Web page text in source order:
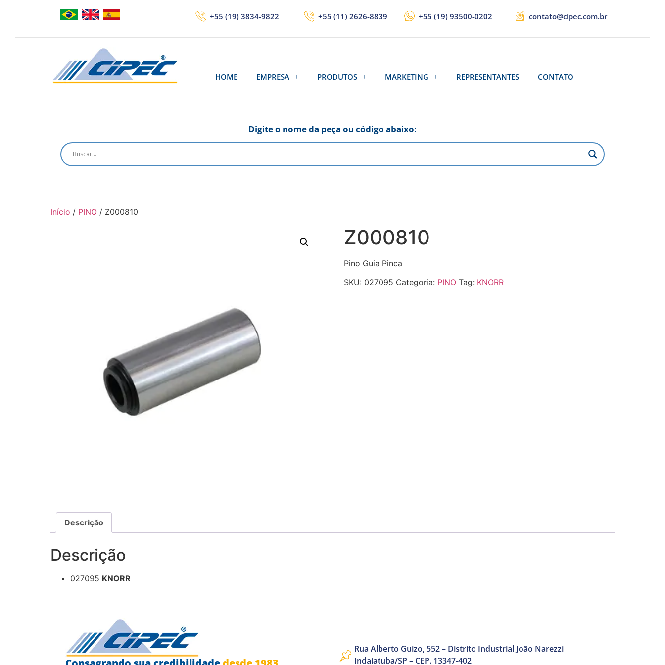
+55 (19) 3834-9822 +55 (11) 2626-8839 +55 (19) 93500-0202 contato@cipec.com.br
HOME EMPRESA PRODUTOS MARKETING REPRESENTANTES CONTATO
Digite o nome da peça ou código abaixo:
Início / PINO / Z000810
Z000810
Pino Guia Pinca
SKU: 027095 Categoria: PINO Tag: KNORR
Descrição
Descrição
027095 KNORR
Rua Alberto Guizo, 552 – Distrito Industrial João Narezzi
Indaiatuba/SP – CEP. 13347-402